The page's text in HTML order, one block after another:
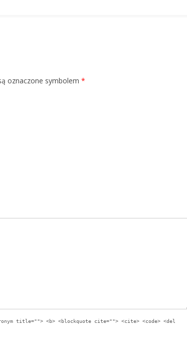
oznaczone symbolem *
title=""> <b> <blockquote cite=""> <cite> <code> <del